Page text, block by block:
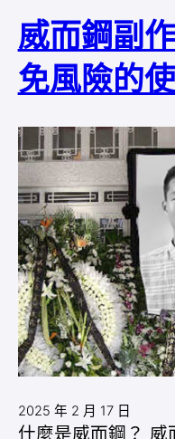
威而鋼副
免風險的
2025 年 2 月 17 日
什麼是威而鋼？ 威